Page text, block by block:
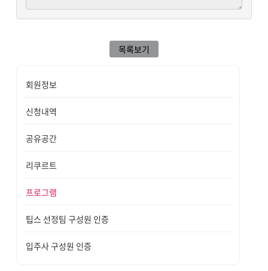
목록보기
회원정보
신청내역
공유공간
리쿠르트
프로그램
팁스 선정팀 구성원 인증
입주사 구성원 인증